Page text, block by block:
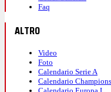
Faq
ALTRO
Video
Foto
Calendario Serie A
Calendario Champions